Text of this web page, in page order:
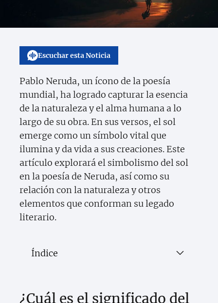
Escuchar esta Noticia
Pablo Neruda, un ícono de la poesía
mundial, ha logrado capturar la esencia
de la naturaleza y el alma humana a lo
largo de su obra. En sus versos, el sol
emerge como un símbolo vital que
ilumina y da vida a sus creaciones. Este
artículo explorará el simbolismo del sol
en la poesía de Neruda, así como su
relación con la naturaleza y otros
elementos que conforman su legado
literario.
Índice
¿Cuál es el significado del